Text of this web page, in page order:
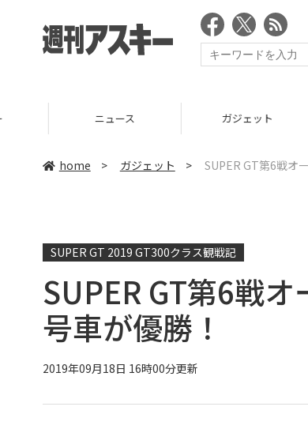
ガジェット
home > ガジェット > SUPER GT第6戦オ
SUPER GT 2019 GT300クラス観戦記
SUPER GT第6戦
号車が優勝！
2019年09月18日 16時00分更新